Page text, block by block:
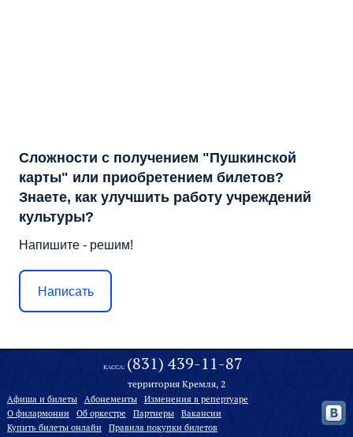
Сложности с получением "Пушкинской
карты" или приобретением билетов?
Знаете, как улучшить работу учреждений
культуры?
Напишите - решим!
Написать
КАССА: (831) 439-11-87
территория Кремля, 2
Афиша и билеты Абонементы
Изменения в репертуаре
О филармонии
Oб оркестре Партнеры
Вакансии
Купить билеты онлайн
Правила покупки билетов